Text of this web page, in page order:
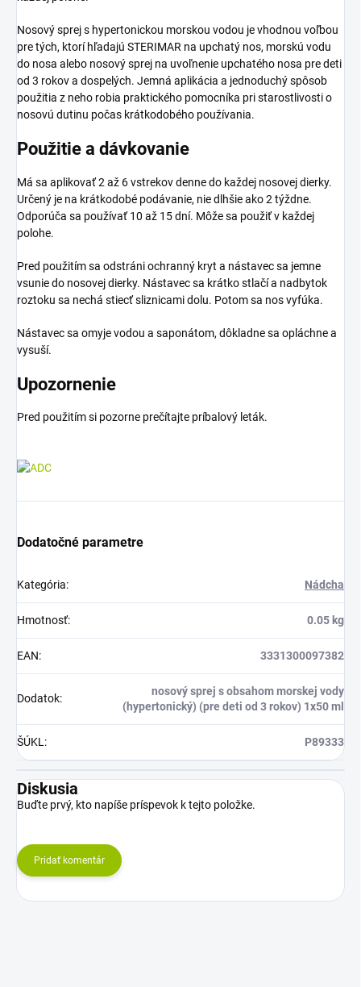
Nosový sprej s hypertonickou morskou vodou je vhodnou voľbou
pre tých, ktorí hľadajú STERIMAR na upchatý nos, morskú vodu
do nosa alebo nosový sprej na uvoľnenie upchatého nosa pre deti
od 3 rokov a dospelých. Jemná aplikácia a jednoduchý spôsob
použitia z neho robia praktického pomocníka pri starostlivosti o
nosovú dutinu počas krátkodobého používania.
Použitie a dávkovanie
Má sa aplikovať 2 až 6 vstrekov denne do každej nosovej dierky.
Určený je na krátkodobé podávanie, nie dlhšie ako 2 týždne.
Odporúča sa používať 10 až 15 dní. Môže sa použiť v každej
polohe.
Pred použitím sa odstráni ochranný kryt a nástavec sa jemne
vsunie do nosovej dierky. Nástavec sa krátko stlačí a nadbytok
roztoku sa nechá stiecť sliznicami dolu. Potom sa nos vyfúka.
Nástavec sa omyje vodou a saponátom, dôkladne sa opláchne a
vysuší.
Upozornenie
Pred použitím si pozorne prečítajte príbalový leták.
Dodatočné parametre
Kategória: Nádcha
Hmotnosť: 0.05 kg
EAN: 3331300097382
Dodatok:
nosový sprej s obsahom morskej vody
(hypertonický) (pre deti od 3 rokov) 1x50 ml
ŠÚKL : P89333
Diskusia
Buďte prvý, kto napíše príspevok k tejto položke.
Pridať komentár